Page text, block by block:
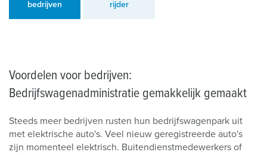
bedrijven
rijder
Voordelen voor bedrijven:
Bedrijfswagenadministratie gemakkelijk gemaakt
Steeds meer bedrijven rusten hun bedrijfswagenpark uit
met elektrische auto's. Veel nieuw geregistreerde auto's
zijn momenteel elektrisch. Buitendienstmedewerkers of